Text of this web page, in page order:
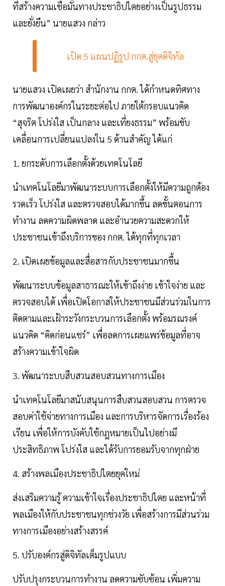
ที่สร้างความเชื่อมั่นทางประชาธิปไตยอย่างเป็นรูปธรรม
และยั่งยืน” นายแสวง กล่าว
เปิด 5 แผนปฏิรูป กกต.สู่ยุคดิจิทัล
นายแสวง เปิดเผยว่า สำนักงาน กกต. ได้กำหนดทิศทาง
การพัฒนาองค์กรในระยะต่อไป ภายใต้กรอบแนวคิด
“สุจริต โปร่งใส เป็นกลาง และเที่ยงธรรม” พร้อมขับ
เคลื่อนการเปลี่ยนแปลงใน 5 ด้านสำคัญ ได้แก่
1. ยกระดับการเลือกตั้งด้วยเทคโนโลยี
นำเทคโนโลยีมาพัฒนาระบบการเลือกตั้งให้มีความถูกต้อง
รวดเร็ว โปร่งใส และตรวจสอบได้มากขึ้น ลดขั้นตอนการ
ทำงาน ลดความผิดพลาด และอำนวยความสะดวกให้
ประชาชนเข้าถึงบริการของ กกต. ได้ทุกที่ทุกเวลา
2. เปิดเผยข้อมูลและสื่อสารกับประชาชนมากขึ้น
พัฒนาระบบข้อมูลสาธารณะให้เข้าถึงง่าย เข้าใจง่าย และ
ตรวจสอบได้ เพื่อเปิดโอกาสให้ประชาชนมีส่วนร่วมในการ
ติดตามและเฝ้าระวังกระบวนการเลือกตั้ง พร้อมรณรงค์
แนวคิด “คิดก่อนแชร์” เพื่อลดการเผยแพร่ข้อมูลที่อาจ
สร้างความเข้าใจผิด
3. พัฒนาระบบสืบสวนสอบสวนทางการเมือง
นำเทคโนโลยีมาสนับสนุนการสืบสวนสอบสวน การตรวจ
สอบค่าใช้จ่ายทางการเมือง และการบริหารจัดการเรื่องร้อง
เรียน เพื่อให้การบังคับใช้กฎหมายเป็นไปอย่างมี
ประสิทธิภาพ โปร่งใส และได้รับการยอมรับจากทุกฝ่าย
4. สร้างพลเมืองประชาธิปไตยยุคใหม่
ส่งเสริมความรู้ ความเข้าใจเรื่องประชาธิปไตย และหน้าที่
พลเมืองให้กับประชาชนทุกช่วงวัย เพื่อสร้างการมีส่วนร่วม
ทางการเมืองอย่างสร้างสรรค์
5. ปรับองค์กรสู่ดิจิทัลเต็มรูปแบบ
ปรับปรุงกระบวนการทำงาน ลดความซับซ้อน เพิ่มความ